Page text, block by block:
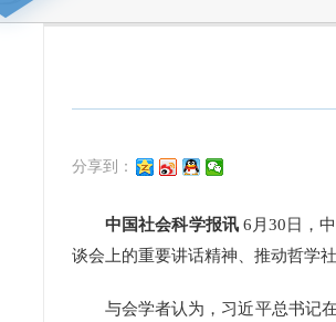
分享到：
中国社会科学报讯6月30日，
谈会上的重要讲话精神、推动哲学
与会学者认为，习近平总书记在